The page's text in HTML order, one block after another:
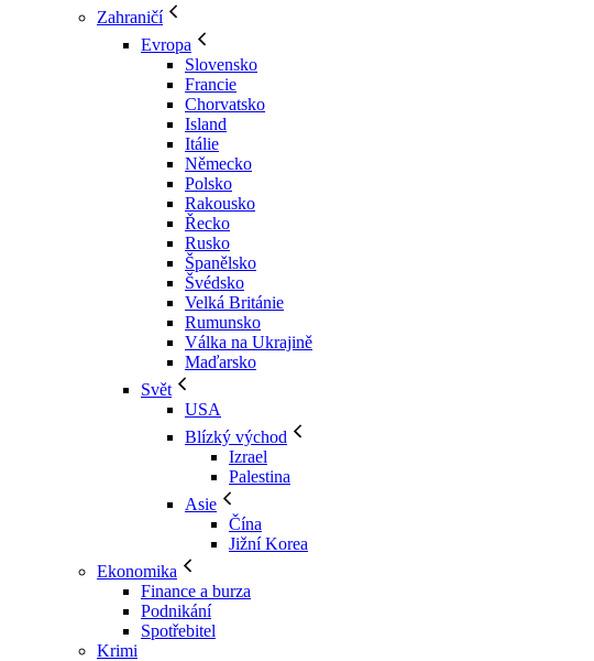
Zahraničí
Evropa
Slovensko
Francie
Chorvatsko
Island
Itálie
Německo
Polsko
Rakousko
Řecko
Rusko
Španělsko
Švédsko
Velká Británie
Rumunsko
Válka na Ukrajině
Maďarsko
Svět
USA
Blízký východ
Izrael
Palestina
Asie
Čína
Jižní Korea
Ekonomika
Finance a burza
Podnikání
Spotřebitel
Krimi